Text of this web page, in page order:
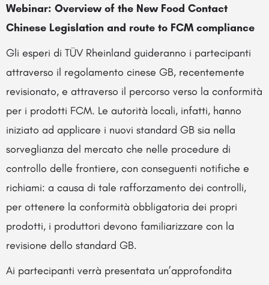
Webinar: Overview of the New Food Contact
Chinese Legislation and route to FCM compliance
Gli esperi di TÜV Rheinland guideranno i partecipanti
attraverso il regolamento cinese GB, recentemente
revisionato, e attraverso il percorso verso la conformità
per i prodotti FCM. Le autorità locali, infatti, hanno
iniziato ad applicare i nuovi standard GB sia nella
sorveglianza del mercato che nelle procedure di
controllo delle frontiere, con conseguenti notifiche e
richiami: a causa di tale rafforzamento dei controlli,
per ottenere la conformità obbligatoria dei propri
prodotti, i produttori devono familiarizzare con la
revisione dello standard GB.
Ai partecipanti verrà presentata un’approfondita